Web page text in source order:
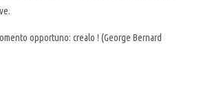
opportuno: crealo ! (George Bernard